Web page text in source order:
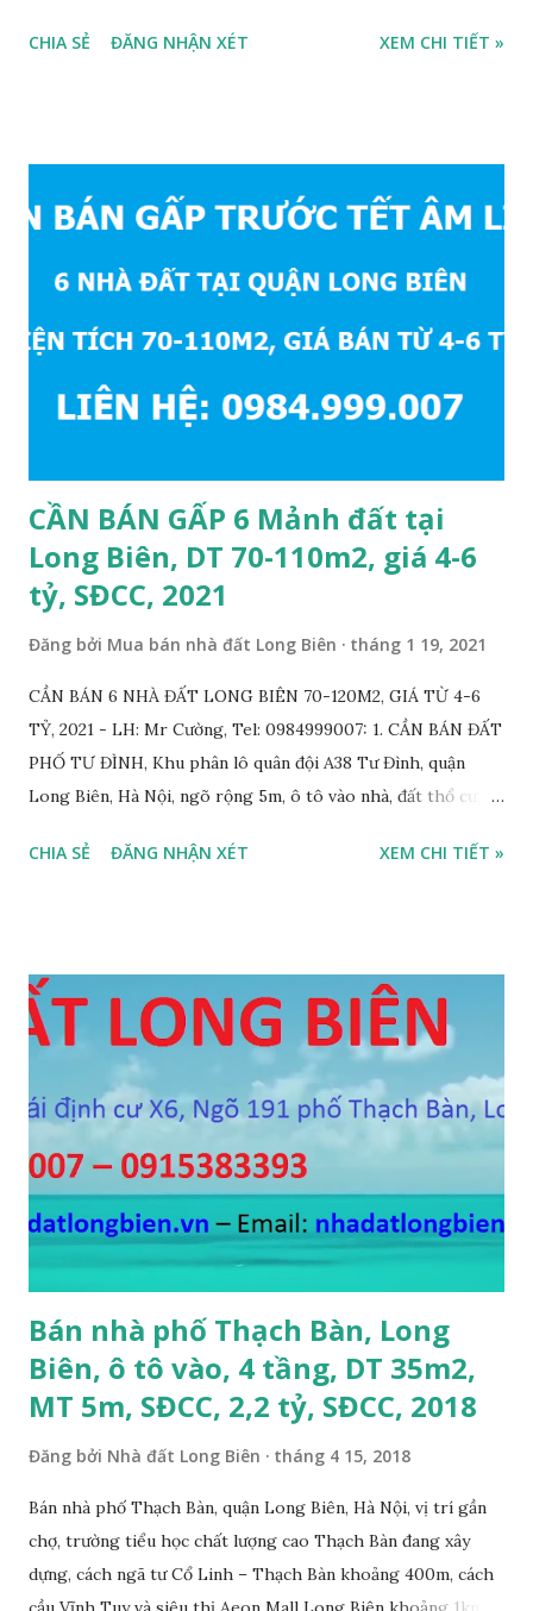
đi lại và sinh hoạt, đất thổ cư, hướng Đông Nam, diện tích
CHIA SẺ ĐĂNG NHẬN XÉT XEM CHI TIẾT »
CẦN BÁN GẤP 6 Mảnh đất tại
Long Biên, DT 70-110m2, giá 4-6
tỷ, SĐCC, 2021
Đăng bởi Mua bán nhà đất Long Biên tháng 1 19, 2021
CẦN BÁN 6 NHÀ ĐẤT LONG BIÊN 70-120M2, GIÁ TỪ 4-6
TỶ, 2021 - LH: Mr Cường, Tel: 0984999007: 1. CẦN BÁN ĐẤT
PHỐ TƯ ĐÌNH, Khu phân lô quân đội A38 Tư Đình, quận
Long Biên, Hà Nội, ngõ rộng 5m, ô tô vào nhà, đất thổ cư,
BÁN: 4.2 TỶ, có thương lượng; 2. CẦN BÁN GẤP đất ngõ 134
564 Nguyễn Văn Cừ, Gia Thụy, ô tô cách 15m, DT 112m2, MT
11m, chia 3 suất, hướng Đông Nam, SĐCC, giá bán: 5,7 tỷ, có
thương lượng 4. CẦN BÁN GẤP đất mặt hồ Cự Khối, gần cầu
Thanh Trì, mặt hồ rộng 2ha, đường 6m, DT 110m2, MT 6m,
hướng Tây Nam, SĐCC, giá bán: 5.5 tỷ, có thương lượng; 5.
CẦN BÁN GẤP đất đấu giá A1A2A3 Cự Khối, gần cầu Thanh
Trì, đường 8.5m, DT 66m2, MT 5.5m, hướng Đông Bắc, SĐCC,
giá bán: 4.2 tỷ, có thương lượng; 6. CẦN BÁN GẤP đất Ngõ 38
phố Tư Đình, gần đường Cổ Linh, ngõ 3m, DT...
CHIA SẺ ĐĂNG NHẬN XÉT XEM CHI TIẾT »
Bán nhà phố Thạch Bàn, Long
Biên, ô tô vào, 4 tầng, DT 35m2,
MT 5m, SĐCC, 2,2 tỷ, SĐCC, 2018
Đăng bởi Nhà đất Long Biên tháng 4 15, 2018
Bán nhà phố Thạch Bàn, quận Long Biên, Hà Nội, vị trí gần
chợ, trường tiểu học chất lượng cao Thạch Bàn đang xây
dựng, cách ngã tư Cổ Linh – Thạch Bàn khoảng 400m, cách